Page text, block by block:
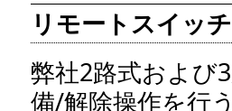
リモートスイッ
弊社2路式および
備/解除操作を行